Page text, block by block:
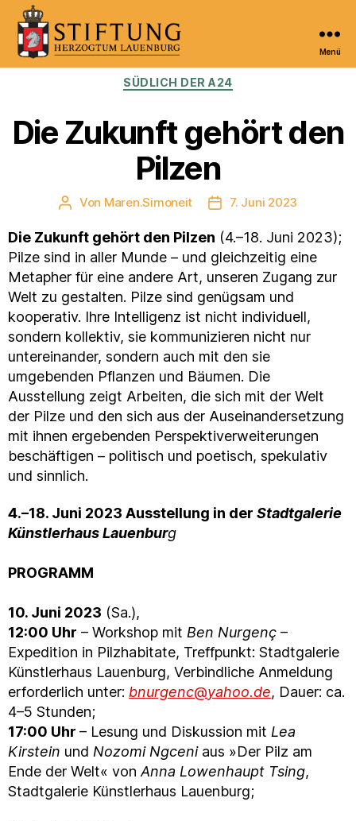
Kulturportal
Herzogtum
Lauenburg
Menü
Kategorien
SÜDLICH DER A24
Die Zukunft gehört den
Pilzen
Beitragsautor
Von Maren.Simoneit Veröffentlichungsdatum
7. Juni 2023
Die Zukunft gehört den Pilzen (4.–18. Juni 2023);
Pilze sind in aller Munde – und gleichzeitig eine
Metapher für eine andere Art, unseren Zugang zur
Welt zu gestalten. Pilze sind genügsam und
kooperativ. Ihre Intelligenz ist nicht individuell,
sondern kollektiv, sie kommunizieren nicht nur
untereinander, sondern auch mit den sie
umgebenden Pflanzen und Bäumen. Die
Ausstellung zeigt Arbeiten, die sich mit der Welt
der Pilze und den sich aus der Auseinandersetzung
mit ihnen ergebenden Perspektiverweiterungen
beschäftigen – politisch und poetisch, spekulativ
und sinnlich.
4.–18. Juni 2023 Ausstellung in der Stadtgalerie
Künstlerhaus Lauenburg
PROGRAMM
10. Juni 2023 (Sa.),
12:00 Uhr – Workshop mit Ben Nurgenç –
Expedition in Pilzhabitate, Treffpunkt: Stadtgalerie
Künstlerhaus Lauenburg, Verbindliche Anmeldung
erforderlich unter: bnurgenc@yahoo.de, Dauer: ca.
4–5 Stunden;
17:00 Uhr – Lesung und Diskussion mit Lea
Kirstein und Nozomi Ngceni aus »Der Pilz am
Ende der Welt« von Anna Lowenhaupt Tsing,
Stadtgalerie Künstlerhaus Lauenburg;